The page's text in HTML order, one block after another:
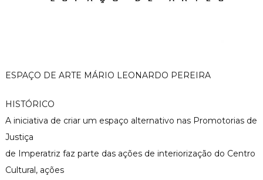
ESPAÇO DE ARTE MÁRIO LEONARDO PEREIRA
HISTÓRICO
A iniciativa de criar um espaço alternativo nas Promotorias de
Justiça
de Imperatriz faz parte das ações de interiorização do Centro
Cultural, ações